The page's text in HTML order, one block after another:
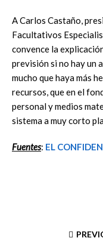
A Carlos Castaño,
Facultativos
convence la
previsión si no hay un
mucho que haya más
recursos, que en el
personal y medios
sistema a muy corto
Fuentes: EL